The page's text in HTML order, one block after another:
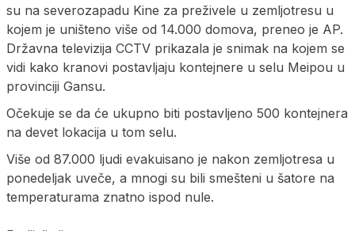
su na severozapadu Kine za preživele u zemljotresu u
kojem je uništeno više od 14.000 domova, preneo je AP.
Državna televizija CCTV prikazala je snimak na kojem se
vidi kako kranovi postavljaju kontejnere u selu Meipou u
provinciji Gansu.
Očekuje se da će ukupno biti postavljeno 500 kontejnera
na devet lokacija u tom selu.
Više od 87.000 ljudi evakuisano je nakon zemljotresa u
ponedeljak uveče, a mnogi su bili smešteni u šatore na
temperaturama znatno ispod nule.